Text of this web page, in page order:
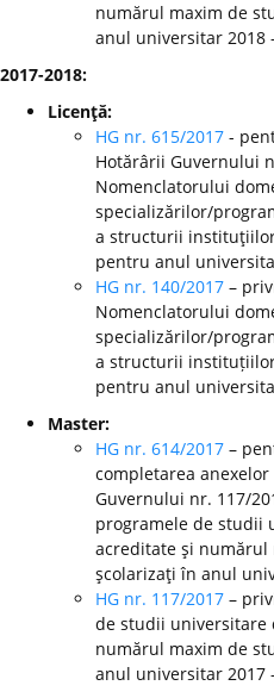
numărul maxim de
anul universitar 2018
2017-2018:
Licenţă:
HG nr. 615/2017 -
Hotărârii Guvernului
Nomenclatorului
specializărilor/
a structurii
pentru anul
HG nr. 140/2017 –
Nomenclatorului
specializărilor/
a structurii
pentru anul
Master:
HG nr. 614/2017 –
completarea
Guvernului nr. 117/
programele de studii
acreditate şi numărul
şcolarizaţi în anul
HG nr. 117/2017 –
de studii universitare
numărul maxim de
anul universitar 2017